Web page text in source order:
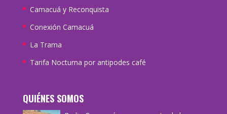
Camacuá y Reconquista
Conexión Camacuá
La Trama
Tarifa Nocturna por antipodes café
QUIÉNES SOMOS